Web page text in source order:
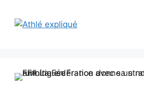
contenu